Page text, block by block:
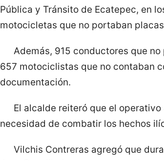
Pública y Tránsito de Ecatepec, en
motocicletas que no portaban
Además, 915 conductores que
657 motociclistas que no contaban
documentación.
El alcalde reiteró que el
necesidad de combatir los hechos
Vilchis Contreras agregó que